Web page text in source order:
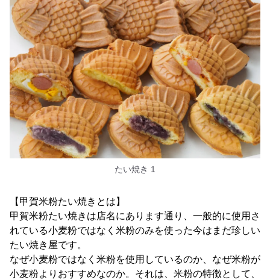
たい焼き 1
【甲賀米粉たい焼きとは】
甲賀米粉たい焼きは店名にあります通り、一般的に使用さ
れている小麦粉ではなく米粉のみを使った今はまだ珍しい
たい焼き屋です。
なぜ小麦粉ではなく米粉を使用しているのか、なぜ米粉が
小麦粉よりおすすめなのか。それは、米粉の特徴として、